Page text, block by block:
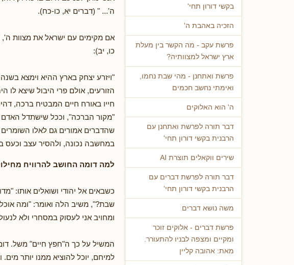
בקשי דורון תחי'
הזכיה באהבת ה'
פרשת עקב - מה הקשר בין מעלת
ארץ ישראל למצוותיה?
פרשת ואתחנן - מהי שבת נחמו,
ואימתי נחשב חכמים
ה' הוא האלוקים
דבר תורה לפרשת ואתחנן עם
הרבנית בקשי דורון תחי'
שירים ווקאלים תוצרת AI
דבר תורה לפרשת דברים עם
הרבנית בקשי דורון תחי'
משה נושא דברים
פרשת דברים - אלוקים זוכר
ומקיים ומצפה לבניו להתעורר.
מאת: אהובה קליין
ה'... " (דברים יא, כו-כח).
אם מקימים עם ישראל את מצוות ה',
כו, יב):
"ויזרע יצחק בארץ ההיא וימצא
הזורעים, אולם פרי היבול שיצא לו
חייו באורח חיים המבטיח ברכה,
"מקור הברכה", וככל שישתדל
שהדברים אמורים גם לאלו
במחשבה נכונה, ולהסיר עצב וכעס
למה דומה החושב להרוויח
כשבאים אל יהודי ושואלים אותו:
שבת?", משיב הלה ואומר: "ומה
ומחויב אני לעסוק במסחרי ולא
המשיל על כך ה"חפץ חיים" משל.
למיחם, יוכל להוציא ממנו יותר